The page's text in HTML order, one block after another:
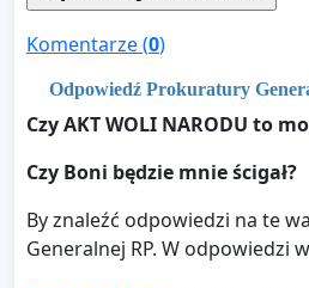
Komentarze (0)
Odpowiedź Prokuratury
Czy AKT WOLI NARODU to
Czy Boni będzie mnie ścigał?
By znaleźć odpowiedzi na te
Generalnej RP. W odpowiedzi